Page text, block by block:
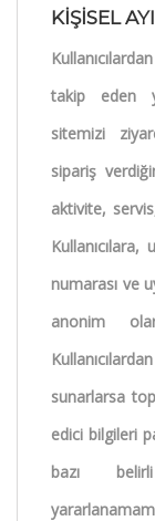
KİŞİSEL
takip eden
sitemizi
sipariş
aktivite,
numarası ve
anonim
sunarlarsa
edici bilgileri
bazı